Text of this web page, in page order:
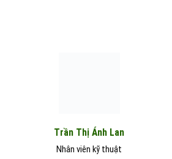
Trần Thị Ánh Lan
Nhân viên kỹ thuật